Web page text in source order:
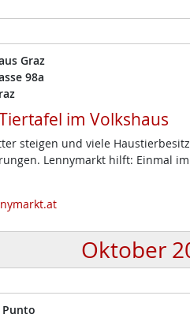
Graz
98a
im Volkshaus
steigen und viele
Lennymarkt hilft: Einmal
Oktober